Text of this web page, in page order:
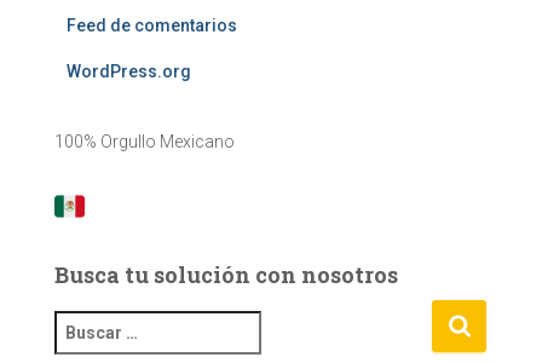
Feed de comentarios
WordPress.org
100% Orgullo Mexicano
Busca tu solución con nosotros
u